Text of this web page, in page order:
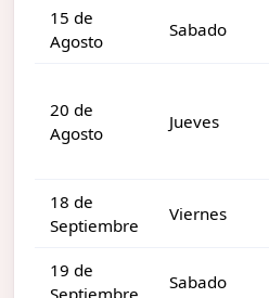
15 de
Agosto
Sabado
20 de
Agosto
Jueves
18 de
Septiembre
Viernes
19 de
Septiembre
Sabado